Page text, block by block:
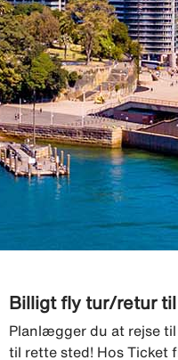
Billigt fly tur/retur
Planlægger du at rejse
til rette sted! Hos Ticket